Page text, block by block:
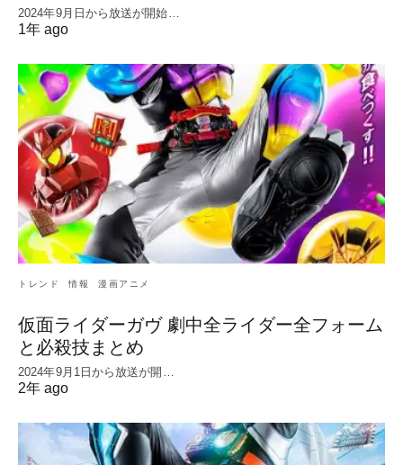
2024年9月日から放送が開始…
1年 ago
トレンド 情報 漫画アニメ
仮面ライダーガヴ 劇中全ライダー全フォーム
と必殺技まとめ
2024年9月1日から放送が開…
2年 ago